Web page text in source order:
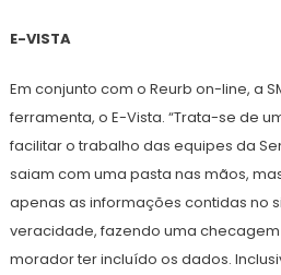
E-VISTA
Em conjunto com o Reurb on-line, a
ferramenta, o E-Vista. “Trata-se de
facilitar o trabalho das equipes da
saiam com uma pasta nas mãos,
apenas as informações contidas no
veracidade, fazendo uma
morador ter incluído os dados.